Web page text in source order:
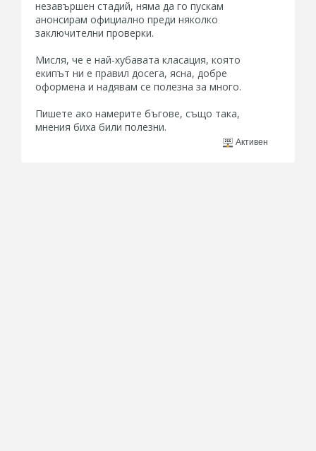
незавършен стадий, няма да го пускам
анонсирам официално преди няколко
заключителни проверки.
Мисля, че е най-хубавата класация, която
екипът ни е правил досега, ясна, добре
оформена и надявам се полезна за много.
Пишете ако намерите бъгове, също така,
мнения биха били полезни.
Активен